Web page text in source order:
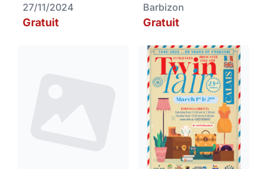
27/11/2024
Gratuit
Barbizon
Gratuit